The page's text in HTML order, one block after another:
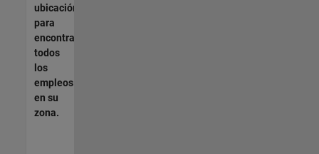
ubicación
para
encontrar
todos
los
empleos
en su
zona.